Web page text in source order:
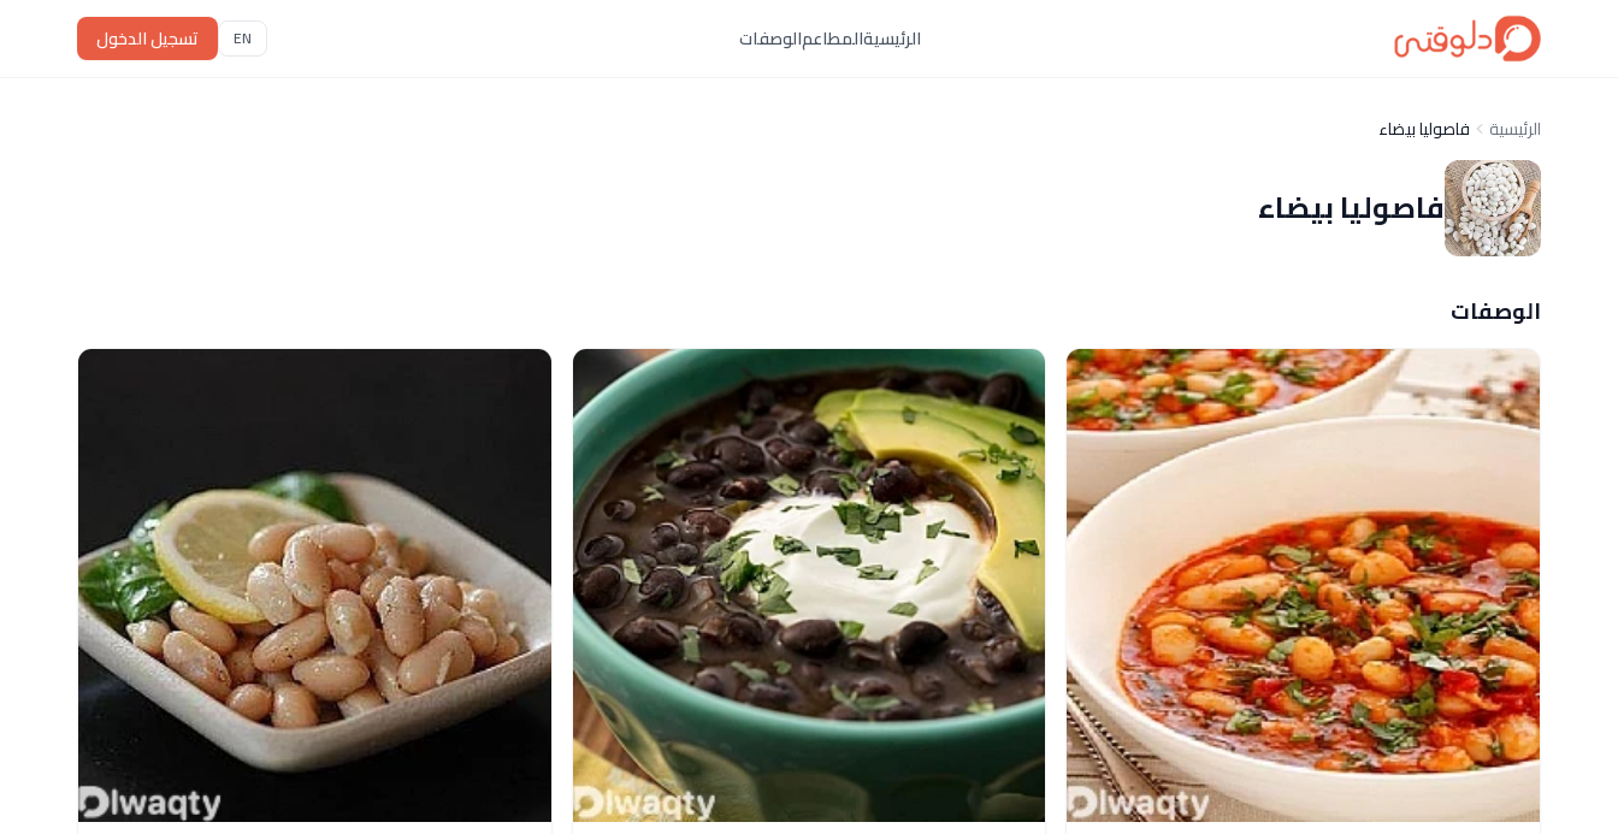
الرئيسيةالمطاعمالوصفات EN تسجيل الدخول
الرئيسية فاصوليا بيضاء
فاصوليا بيضاء
الوصفات